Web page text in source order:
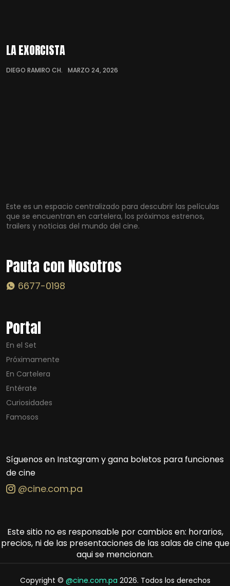
LA EXORCISTA
DIEGO RAMIRO CH. MARZO 24, 2026
Este es un espacio centralizado para descubrir las películas
que se encuentran en cartelera, los próximos estrenos,
trailers y noticias del mundo del cine.
Pauta con Nosotros
6677-0198
Portal
En el Set
Próximamente
En Cartelera
Entérate
Curiosidades
Famosos
Síguenos en Instagram y gana boletos para funciones
de cine
@cine.com.pa
Este sitio no es responsable por cambios en: horarios,
precios, ni de las presentaciones de las salas de cine que
aqui se mencionan.
Copyright © @cine.com.pa 2026. Todos los derechos